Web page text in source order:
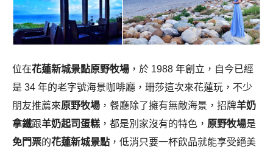
位在花蓮新城景點原野牧場 ，於 1988 年創立，自今已經
是 34 年的老字號海景咖啡廳，珊莎這次來花蓮玩，不少
朋友推薦來原野牧場 ，餐廳除了擁有無敵海景，招牌羊奶
拿鐵跟羊奶起司蛋糕 ，都是別家沒有的特色， 原野牧場是
免門票的花蓮新城景點 ，低消只要一杯飲品就能享受絕美